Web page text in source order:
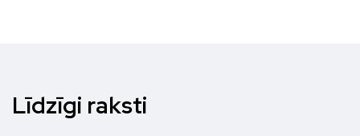
Līdzīgi raksti